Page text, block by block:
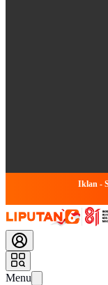
Iklan -
Menu